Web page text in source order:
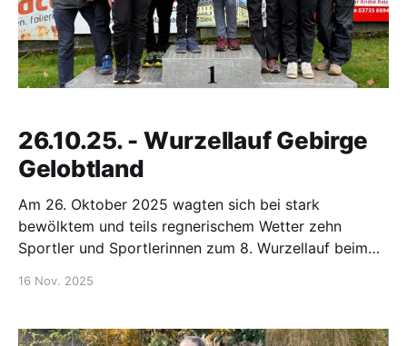
26.10.25. - Wurzellauf Gebirge
Gelobtland
Am 26. Oktober 2025 wagten sich bei stark
bewölktem und teils regnerischem Wetter zehn
Sportler und Sportlerinnen zum 8. Wurzellauf beim
Über die 1,
16 Nov. 2025